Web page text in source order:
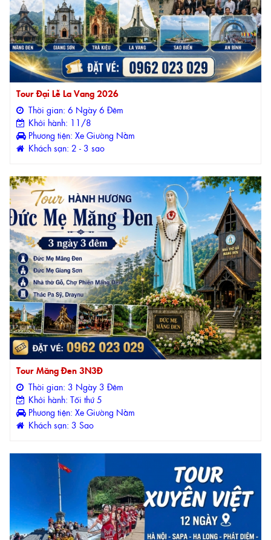
Tour Đại Lễ La Vang 2026
Thời gian: 6 Ngày 6 Đêm
Khởi hành: 11/8
Phương tiện: Xe Giường Nằm
Khách sạn: 2 - 3 sao
Tour Măng Đen 3N3Đ
Thời gian: 3 Ngày 3 Đêm
Khởi hành: Tối thứ 5
Phương tiện: Xe Giường Nằm
Khách sạn: 3 Sao